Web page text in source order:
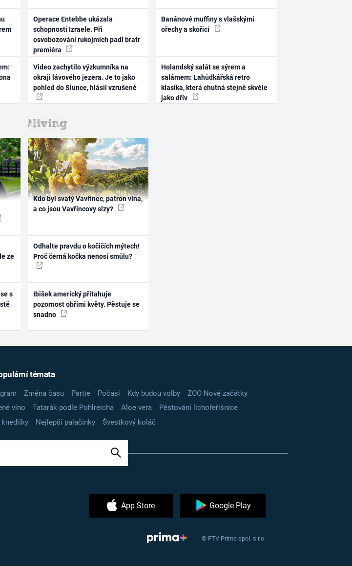
Operace Entebbe ukázala
schopnosti Izraele. Při
osvobozování rukojmích padl bratr
premiéra
Video zachytilo výzkumníka na
okraji lávového jezera. Je to jako
pohled do Slunce, hlásil vzrušeně
Banánové muffiny s vlašskými
ořechy a skořicí
Holandský salát se sýrem a
salámem: Lahůdkářská retro
klasika, která chutná stejně skvěle
jako dřív
ze
s
Kdo byl svatý Vavřinec, patron vína,
a co jsou Vavřincovy slzy?
Odhalte pravdu o kočičích mýtech!
Proč černá kočka nenosí smůlu?
Ibišek americký přitahuje
pozornost obřími květy. Pěstuje se
snadno
témata
Změna času Partie Počasí Kdy budou volby
ZOO Nové začátky
víno Tatarák podle Pohlreicha Aloe vera
Pěstování lichořeřišnice
knedlíky Nejlepší palačinky Švestkový koláč
App Store Google Play
© FTV Prima spol. s r.o.